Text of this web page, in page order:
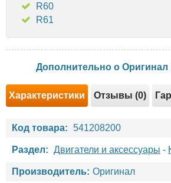
R60
R61
Дополнительно о Оригинал
Характеристики Отзывы (0)
Код товара: 541208200
Раздел: Двигатели и аксессуары -
Производитель: Оригинал